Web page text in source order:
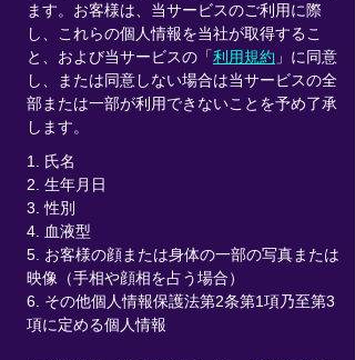
ます。お客様は、当サービスのご利用に際
し、これらの個人情報を当社が取得するこ
と、および当サービスの「利用規約 」に同意
し、または同意しない場合は当サービスの全
部または一部が利用できないことを予め了承
します。
1. 氏名
2. 生年月日
3. 性別
4. 血液型
5. お客様の顔または身体の一部の写真または
映像（手相や顔相を占う場合）
6. その他個人情報保護法第2条第1項乃至第3
項に定める個人情報